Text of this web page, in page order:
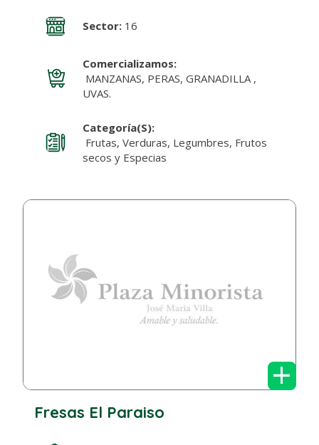
Sector:16
Comercializamos:
MANZANAS, PERAS, GRANADILLA ,
UVAS.
Categoría(s):
Frutas, Verduras, Legumbres, Frutos
secos y Especias
+
Fresas El Paraiso